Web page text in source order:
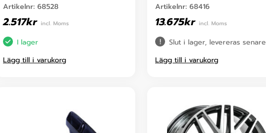
Artikelnr: 68528
2.517kr incl. Moms
I lager
Lägg till i varukorg
Artikelnr: 68416
13.675kr incl. Moms
Slut i lager, levereras senare
Lägg till i varukorg